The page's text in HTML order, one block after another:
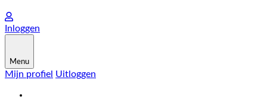
Inloggen
Menu
Mijn profiel Uitloggen